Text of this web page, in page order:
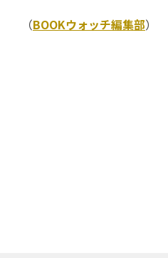
（BOOKウォッチ編集部）